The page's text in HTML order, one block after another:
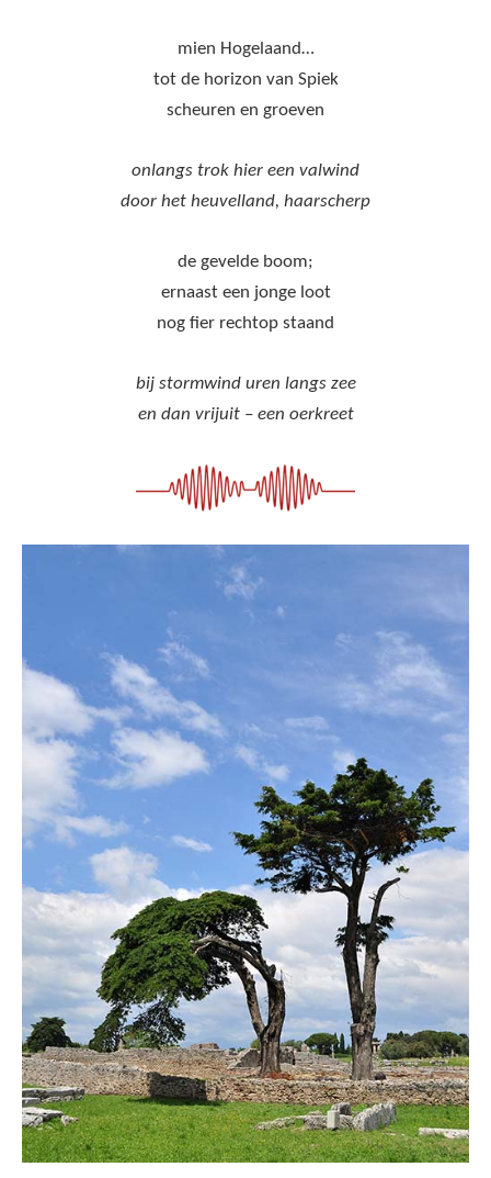
mien Hogelaand…
tot de horizon van Spiek
scheuren en groeven
onlangs trok hier een valwind
door het heuvelland, haarscherp
de gevelde boom;
ernaast een jonge loot
nog fier rechtop staand
bij stormwind uren langs zee
en dan vrijuit – een oerkreet